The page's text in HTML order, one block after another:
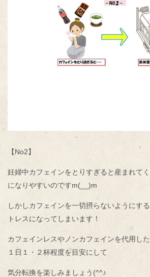
【No2】
妊婦中カフェインをとりすぎると産まれて
になりやすいのですm(__)m
しかしカフェインを一切摂らないようにす
トレスになってしまいます！
カフェインレスやノンカフェインを代用し
１日１・２杯程度を目安にして
気分転換を楽しみましょう(^^♪